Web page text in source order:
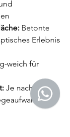
Betonte
Erlebnis
weich für
Je nach
und